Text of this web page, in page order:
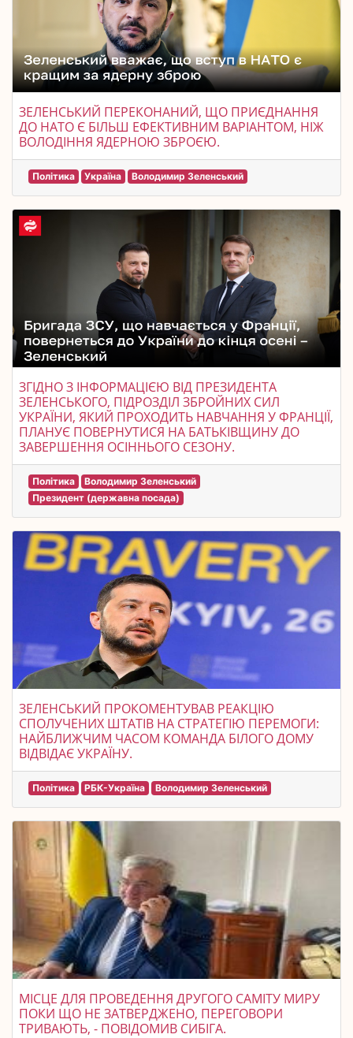
ЗЕЛЕНСЬКИЙ ПЕРЕКОНАНИЙ, ЩО ПРИЄДНАННЯ
ДО НАТО Є БІЛЬШ ЕФЕКТИВНИМ ВАРІАНТОМ, НІЖ
ВОЛОДІННЯ ЯДЕРНОЮ ЗБРОЄЮ.
Політика Україна Володимир Зеленський
ЗГІДНО З ІНФОРМАЦІЄЮ ВІД ПРЕЗИДЕНТА
ЗЕЛЕНСЬКОГО, ПІДРОЗДІЛ ЗБРОЙНИХ СИЛ
УКРАЇНИ, ЯКИЙ ПРОХОДИТЬ НАВЧАННЯ У ФРАНЦІЇ,
ПЛАНУЄ ПОВЕРНУТИСЯ НА БАТЬКІВЩИНУ ДО
ЗАВЕРШЕННЯ ОСІННЬОГО СЕЗОНУ.
Політика
Володимир Зеленський
Президент (державна посада)
ЗЕЛЕНСЬКИЙ ПРОКОМЕНТУВАВ РЕАКЦІЮ
СПОЛУЧЕНИХ ШТАТІВ НА СТРАТЕГІЮ ПЕРЕМОГИ:
НАЙБЛИЖЧИМ ЧАСОМ КОМАНДА БІЛОГО ДОМУ
ВІДВІДАЄ УКРАЇНУ.
Політика РБК-Україна Володимир Зеленський
МІСЦЕ ДЛЯ ПРОВЕДЕННЯ ДРУГОГО САМІТУ МИРУ
ПОКИ ЩО НЕ ЗАТВЕРДЖЕНО, ПЕРЕГОВОРИ
ТРИВАЮТЬ, - ПОВІДОМИВ СИБІГА.